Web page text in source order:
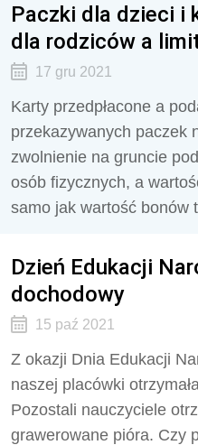
Paczki dla dzieci i
dla rodziców a
17 gru 2021
Karty przedpłacone a
przekazywanych paczek
zwolnienie na gruncie
osób fizycznych, a
samo jak wartość bonów
Dzień Edukacji
dochodowy
15 paź 2021
Z okazji Dnia Edukacji
naszej placówki
Pozostali nauczyciele
grawerowane pióra. Czy